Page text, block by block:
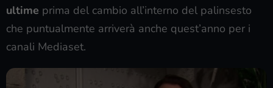
ultime prima del cambio all’interno del palinsesto
che puntualmente arriverà anche quest’anno per i
canali Mediaset.